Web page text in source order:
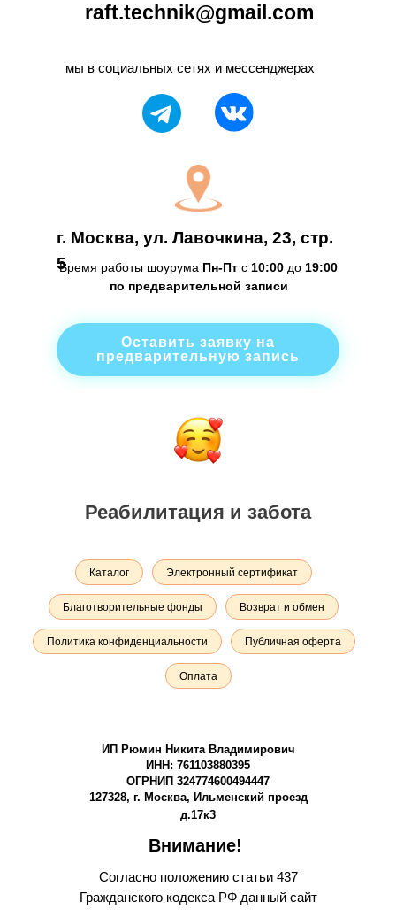
Время работы шоурума Пн-Пт с 10:00 до 19:00
по предварительной записи
raft.technik@gmail.com
мы в социальных сетях и мессенджерах
Оставить заявку на
предварительную запись
г. Москва, ул. Лавочкина, 23, стр.
5
Реабилитация и забота
Каталог Электронный сертификат
Благотворительные фонды Возврат и обмен
Политика конфиденциальности Публичная оферта
Оплата
ИП Рюмин Никита Владимирович
ИНН: 761103880395
ОГРНИП 324774600494447
127328, г. Москва, Ильменский проезд
д.17к3
Согласно положению статьи 437
Гражданского кодекса РФ данный сайт
Внимание!